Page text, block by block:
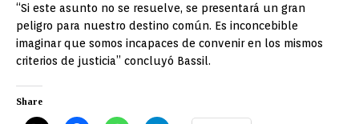
“Si este asunto no se resuelve, se presentará un gran
peligro para nuestro destino común. Es inconcebible
imaginar que somos incapaces de convenir en los mismos
criterios de justicia” concluyó Bassil.
Share